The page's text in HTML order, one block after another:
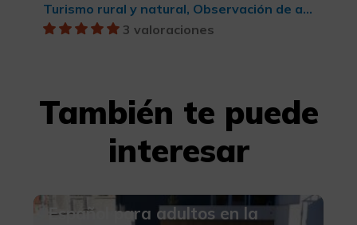
Turismo rural y natural, Observación de aves
3 valoraciones
También te puede
interesar
Español para adultos en la